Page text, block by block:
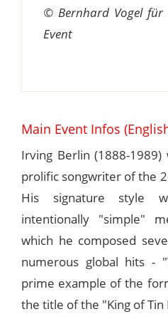
© Bernhard Vogel für
Event
Main Event Infos
Irving Berlin (1888-
prolific songwriter of the
His signature style
intentionally "simple"
which he composed
numerous global hits -
prime example of the
the title of the "King of Tin